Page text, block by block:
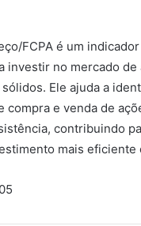
FCPA é um
investir no mercado de
Ele ajuda a
compra e venda de
contribuindo
mais eficiente